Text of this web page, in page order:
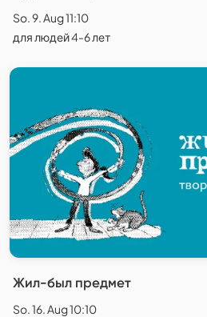
So. 9. Aug 11:10
для людей 4-6 лет
Жил-был предмет
So. 16. Aug 10:10